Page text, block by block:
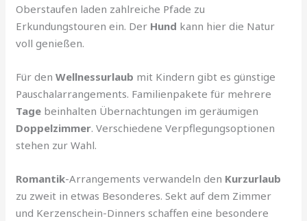
Oberstaufen laden zahlreiche Pfade zu
Erkundungstouren ein. Der Hund kann hier die Natur
voll genießen.
Für denWellnessurlaub mit Kindern gibt es günstige
Pauschalarrangements. Familienpakete für mehrere
Tage beinhalten Übernachtungen im geräumigen
Doppelzimmer. Verschiedene Verpflegungsoptionen
stehen zur Wahl.
Romantik-Arrangements verwandeln den Kurzurlaub
zu zweit in etwas Besonderes. Sekt auf dem Zimmer
und Kerzenschein-Dinners schaffen eine besondere